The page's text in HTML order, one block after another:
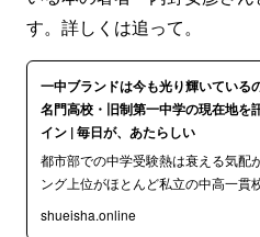
す。詳しくは追って。
一中ブランドは今も光り輝いている
名門高校・旧制第一中学の現在地を
イン | 毎日が、あたらしい
都市部での中学受験熱は衰える気配
ング上位がほとんど私立の中高一貫
shueisha.online